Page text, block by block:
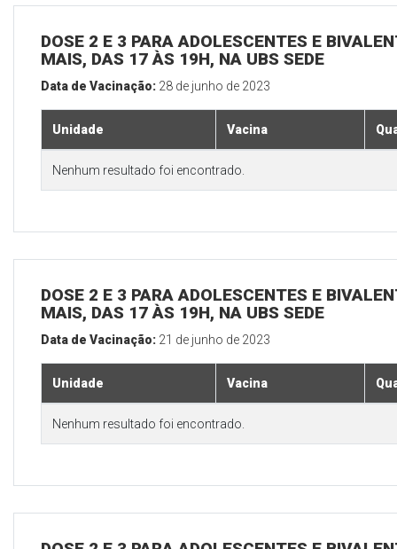
DOSE 2 E 3 PARA ADOLESCENTES E
MAIS, DAS 17 ÀS 19H, NA UBS SEDE
Data de Vacinação: 28 de junho de 2023
Unidade Vacina
Nenhum resultado foi encontrado.
DOSE 2 E 3 PARA ADOLESCENTES E
MAIS, DAS 17 ÀS 19H, NA UBS SEDE
Data de Vacinação: 21 de junho de 2023
Unidade Vacina
Nenhum resultado foi encontrado.